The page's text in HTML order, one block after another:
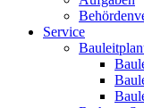
Service